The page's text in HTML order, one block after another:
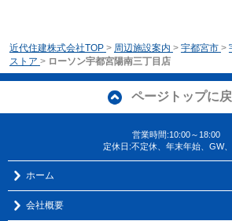
近代住建株式会社TOP > 周辺施設案内 > 宇都宮市 >
ストア > ローソン宇都宮陽南三丁目店
ページトップに
営業時間:10:00～18:00
定休日:不定休、年末年始、GW
ホーム
会社概要